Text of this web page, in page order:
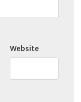
Website